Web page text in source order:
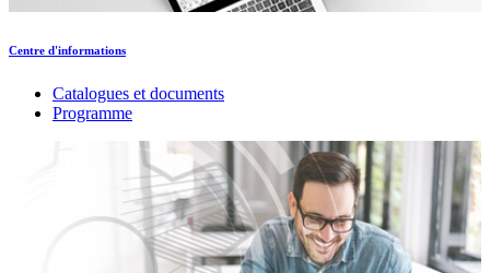
Centre d'informations
Catalogues et documents
Programme